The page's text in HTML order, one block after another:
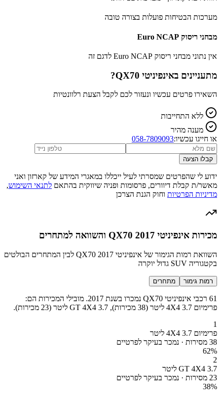
מערכות הבטיחות פועלות בצורה טובה
מבחני ריסוק Euro NCAP
אין נתוני מבחני ריסוק Euro NCAP לדגם זה
מתעניינים באינפיניטי QX70 ?
השאירו פרטים עכשיו ונעזור לכם לקבל הצעת רלוונטיות
ללא התחייבות
מענה מהיר
או חייגו עכשיו:058-7809093
קבלו הצעה
ידוע לי שהפרטים שמסרתי לעיל ייכללו במאגרי המידע של קארזון ואני
מאשר/ת קבלת דיוורים, פרסומות ופניה שיווקית בהתאם לתנאי השימוש,
מדיניות הפרטיות וחוק הגנת הצרכן
מכירות אינפיניטי QX70 2017 והשוואה למתחרים
השוואת רמות הגימור של אינפיניטי QX70 2017 לבין המתחרים הבולטים
בקטגוריה SUV גדול יוקרה
רמות גימור מתחרים
61 רכבי אינפיניטי QX70 נמכרו בשנת 2017. מובילי המכירות הם:
פרימיום 4X4 3.7 ליטר (38 מכירות), GT 4X4 3.7 ליטר (23 מכירות).
1
פרימיום 4X4 3.7 ליטר
38 מסירות · נמכר בעיקר לפרטיים
62%
2
GT 4X4 3.7 ליטר
23 מסירות · נמכר בעיקר לפרטיים
38%